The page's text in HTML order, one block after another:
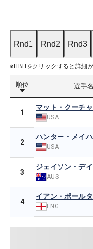
Rnd1 Rnd2 Rnd3
※HBHをクリックすると詳細
順位 選手名
1
マット・クーチ
USA
2
ハンター・メイ
USA
3
ジェイソン・デイ
AUS
4
イアン・ポール
ENG